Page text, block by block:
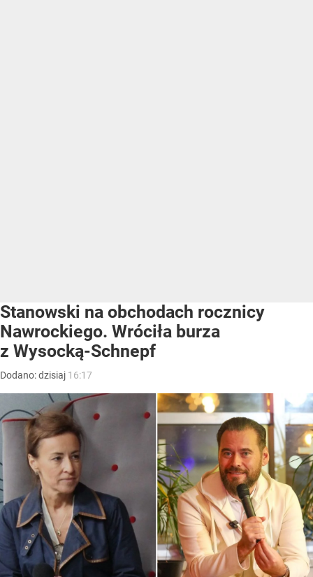
Stanowski na obchodach rocznicy
Nawrockiego. Wróciła burza
z Wysocką-Schnepf
Dodano:dzisiaj 16:17